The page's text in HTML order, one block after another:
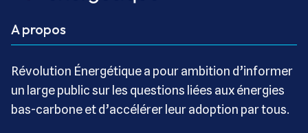
A propos
Révolution Énergétique a pour ambition d’informer
un large public sur les questions liées aux énergies
bas-carbone et d’accélérer leur adoption par tous.